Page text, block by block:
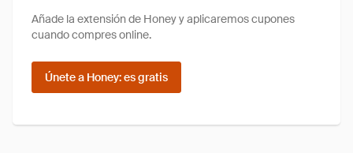
Añade la extensión de Honey y aplicaremos cupones
cuando compres online.
Únete a Honey: es gratis